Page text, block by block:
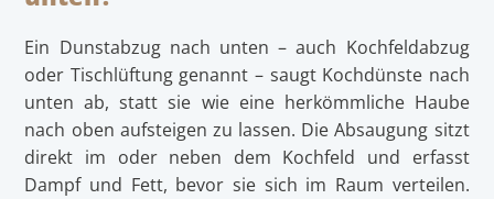
Ein Dunstabzug nach unten – auch Kochfeldabzug
oder Tischlüftung genannt – saugt Kochdünste nach
unten ab, statt sie wie eine herkömmliche Haube
nach oben aufsteigen zu lassen. Die Absaugung sitzt
direkt im oder neben dem Kochfeld und erfasst
Dampf und Fett, bevor sie sich im Raum verteilen.